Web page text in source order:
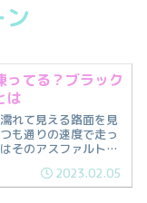
ってる？ブラック
は
れて見える路面を見
も通りの速度で走っ
そのアスファルトが
濡れているだけと油断
の元になります。
2023.02.05